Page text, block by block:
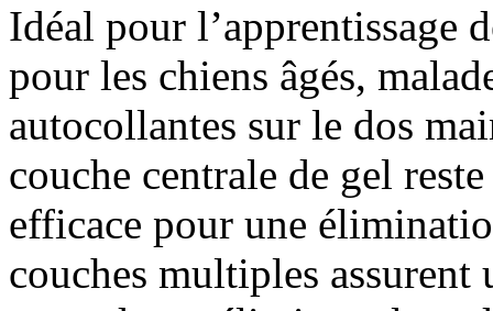
Idéal pour l’apprentissage
pour les chiens âgés,
autocollantes sur le dos
couche centrale de gel
efficace pour une
couches multiples assurent